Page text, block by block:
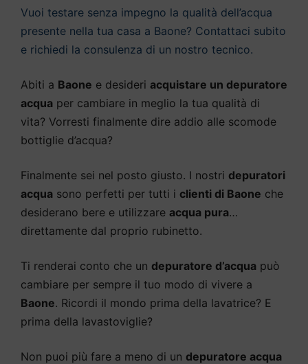
Vuoi testare senza impegno la qualità dell’acqua
presente nella tua casa a Baone? Contattaci subito
e richiedi la consulenza di un nostro tecnico.
Abiti a Baone e desideri acquistare un depuratore
acqua per cambiare in meglio la tua qualità di
vita? Vorresti finalmente dire addio alle scomode
bottiglie d’acqua?
Finalmente sei nel posto giusto. I nostri depuratori
acqua sono perfetti per tutti i clienti di Baone che
desiderano bere e utilizzare acqua pura…
direttamente dal proprio rubinetto.
Ti renderai conto che un depuratore d’acqua può
cambiare per sempre il tuo modo di vivere a
Baone. Ricordi il mondo prima della lavatrice? E
prima della lavastoviglie?
Non puoi più fare a meno di un depuratore acqua